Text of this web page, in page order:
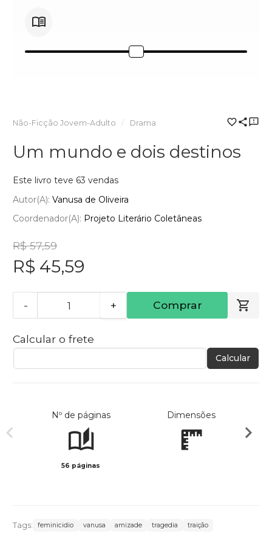
Não-Ficção Jovem-Adulto Drama
Um mundo e dois destinos
Este livro teve 63 vendas
Autor(a): Vanusa de Oliveira
Coordenador(a): Projeto Literário Coletâneas
R$ 57,59
R$ 45,59
- + Comprar
Calcular o frete
Calcular
Nº de páginas
56 páginas
Dimensões
Tags: feminicidio vanusa amizade tragedia traição